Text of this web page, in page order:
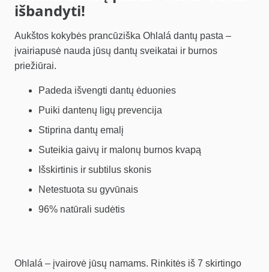
išbandyti!
Aukštos kokybės prancūziška Ohlalá dantų pasta –
įvairiapusė nauda jūsų dantų sveikatai ir burnos
priežiūrai.
Padeda išvengti dantų ėduonies
Puiki dantenų ligų prevencija
Stiprina dantų emalį
Suteikia gaivų ir malonų burnos kvapą
Išskirtinis ir subtilus skonis
Netestuota su gyvūnais
96% natūrali sudėtis
Ohlalá – įvairovė jūsų namams. Rinkitės iš 7 skirtingo